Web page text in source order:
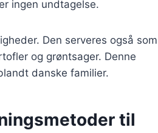
ingen undtagelse.
Den serveres også som
og grøntsager. Denne
danske familier.
til